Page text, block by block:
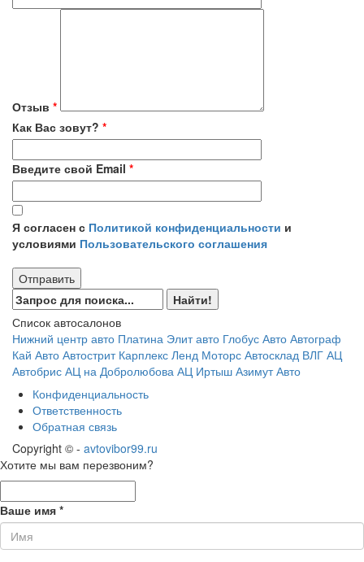
Отзыв *
Как Вас зовут? *
Введите свой Email *
Я согласен с Политикой конфиденциальности и
условиями Пользовательского соглашения
Отправить
Список автосалонов
Нижний центр авто Платина Элит авто Глобус Авто Автограф
Кай Авто Автострит Карплекс Ленд Моторс Автосклад ВЛГ АЦ
Автобрис АЦ на Добролюбова АЦ Иртыш Азимут Авто
Конфиденциальность
Ответственность
Обратная связь
Copyright © - avtovibor99.ru
Хотите мы вам перезвоним?
Ваше имя *